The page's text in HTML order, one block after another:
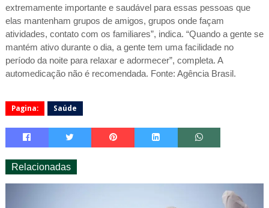
extremamente importante e saudável para essas pessoas que
elas mantenham grupos de amigos, grupos onde façam
atividades, contato com os familiares”, indica. “Quando a gente se
mantém ativo durante o dia, a gente tem uma facilidade no
período da noite para relaxar e adormecer”, completa. A
automedicação não é recomendada. Fonte: Agência Brasil.
Pagina: Saúde
Relacionadas